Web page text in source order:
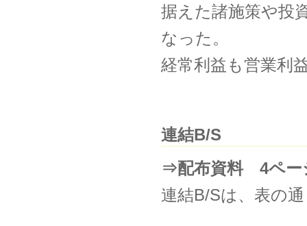
据えた諸施策や投
なった。
経常利益も営業利
連結B/S
⇒配布資料 4ペー
連結B/Sは、表の